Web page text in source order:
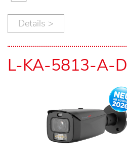
Details >
L-KA-5813-A-D